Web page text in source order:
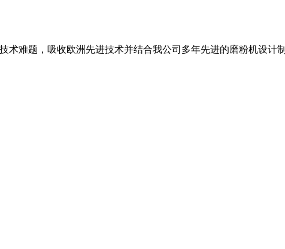
术难题，吸收欧洲先进技术并结合我公司多年先进的磨粉机设计